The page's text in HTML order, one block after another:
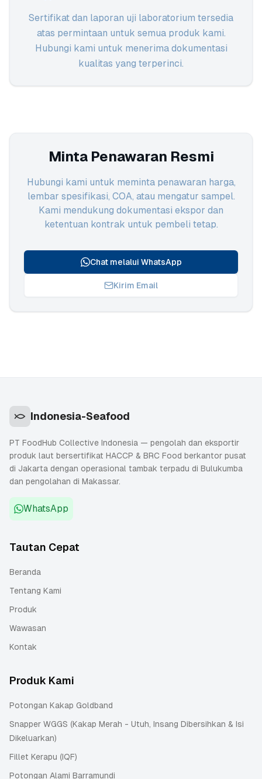
Sertifikat dan laporan uji laboratorium tersedia
atas permintaan untuk semua produk kami.
Hubungi kami untuk menerima dokumentasi
kualitas yang terperinci.
Minta Penawaran Resmi
Hubungi kami untuk meminta penawaran harga,
lembar spesifikasi, COA, atau mengatur sampel.
Kami mendukung dokumentasi ekspor dan
ketentuan kontrak untuk pembeli tetap.
Chat melalui WhatsApp
Kirim Email
Indonesia-Seafood
PT FoodHub Collective Indonesia — pengolah dan eksportir
produk laut bersertifikat HACCP & BRC Food berkantor pusat
di Jakarta dengan operasional tambak terpadu di Bulukumba
dan pengolahan di Makassar.
WhatsApp
Tautan Cepat
Beranda
Tentang Kami
Produk
Wawasan
Kontak
Produk Kami
Potongan Kakap Goldband
Snapper WGGS (Kakap Merah - Utuh, Insang Dibersihkan & Isi
Dikeluarkan)
Fillet Kerapu (IQF)
Potongan Alami Barramundi